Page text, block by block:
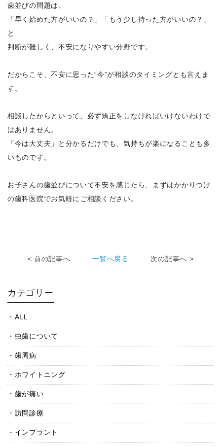
歯並びの問題は、
「早く始めた方がいいの？」「もう少し待った方がいいの？」
と
判断が難しく、不安になりやすい分野です。
だからこそ、不安に思った“今”が相談のタイミングとも言えま
す。
相談したからといって、必ず矯正をしなければいけないわけで
はありません。
「今は大丈夫」と分かるだけでも、気持ちが楽になることも多
いものです。
お子さんの歯並びについて不安を感じたら、まずはかかりつけ
の歯科医院でお気軽にご相談ください。
< 前の記事へ 一覧へ戻る 次の記事へ >
カテゴリー
ALL
虫歯について
歯周病
ホワイトニング
歯が痛い
訪問診療
インプラント